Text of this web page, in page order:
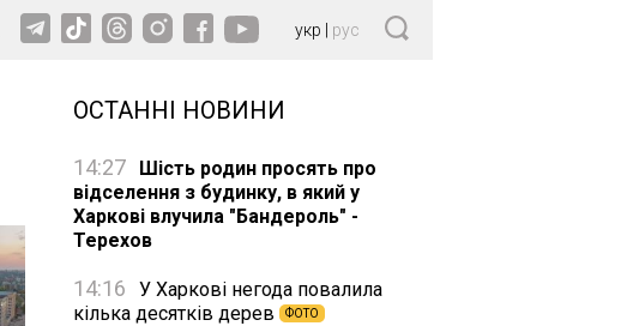
укр рус
ОСТАННІ НОВИНИ
14:27
Шість родин просять про
відселення з будинку, в який у
Харкові влучила "Бандероль" -
Терехов
14:16
У Харкові негода повалила
кілька десятків дерев
ФОТО